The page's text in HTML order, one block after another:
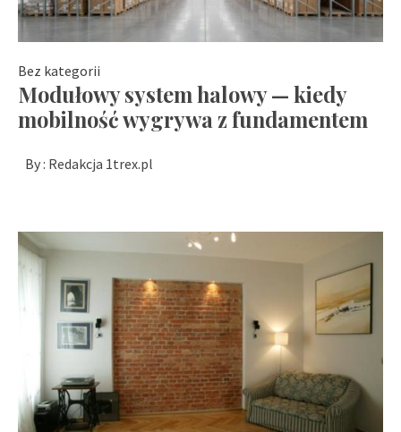
Bez kategorii
Modułowy system halowy — kiedy
mobilność wygrywa z fundamentem
By : Redakcja 1trex.pl